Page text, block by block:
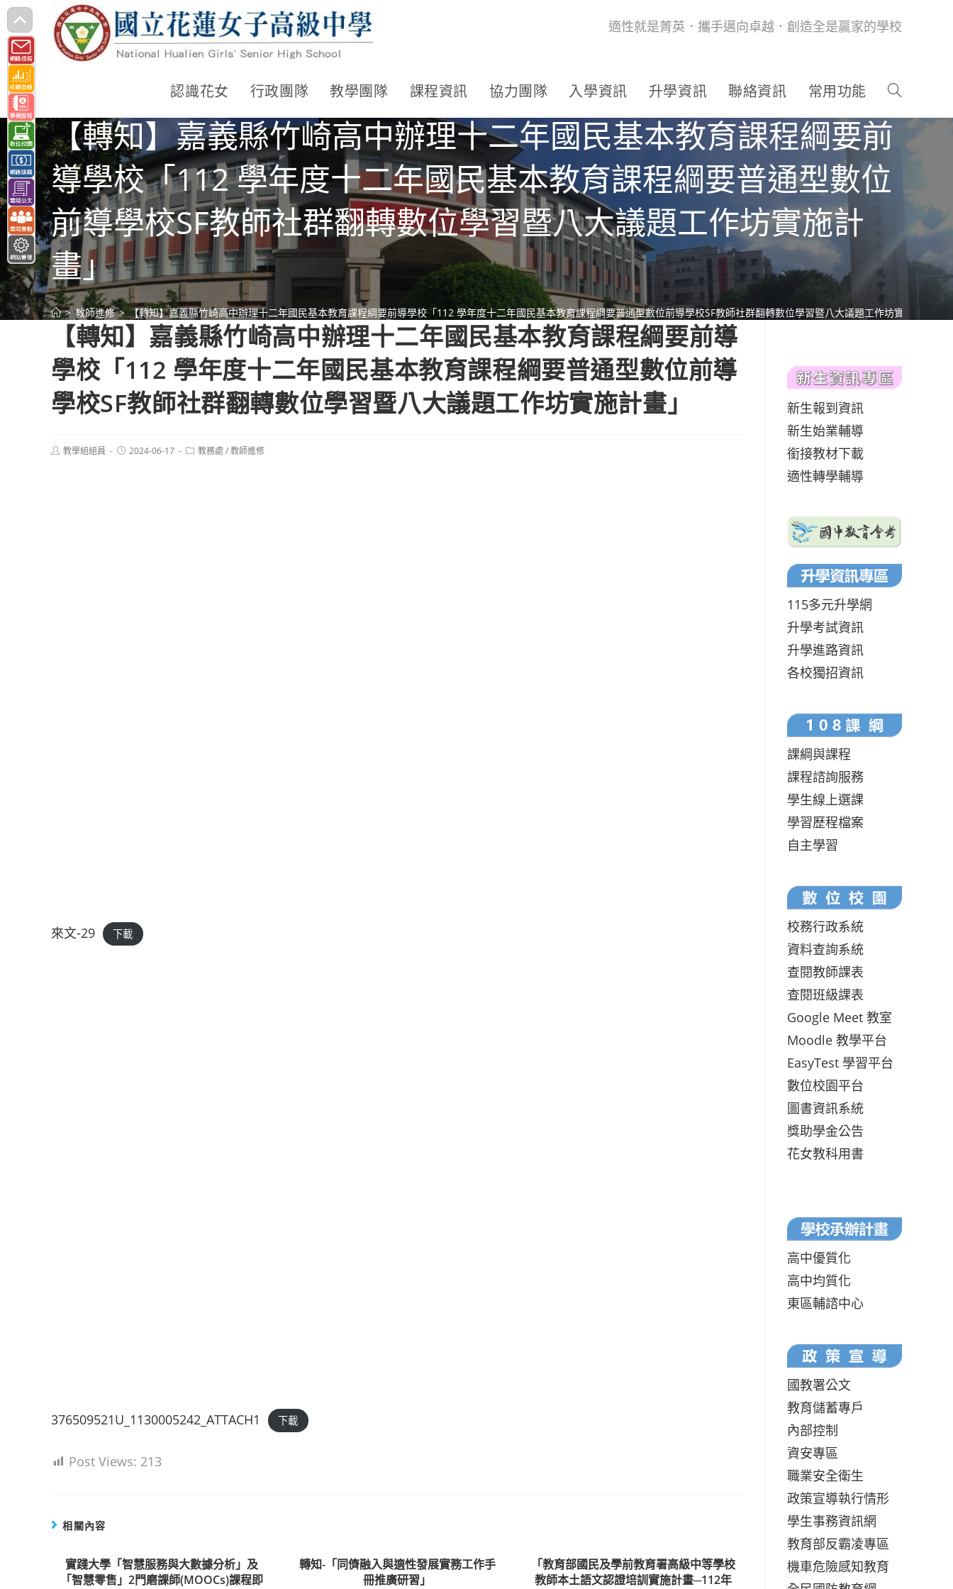
跳
轉
至
主
要
內
容
適性就是菁英．攜手邁向卓越．創造全是贏家的學校
認識花女 行政團隊 教學團隊 課程資訊 協力團隊 入學資訊 升學資訊 聯絡資訊 常用功能
【轉知】嘉義縣竹崎高中辦理十二年國民基本教育課程綱要前
導學校「112 學年度十二年國民基本教育課程綱要普通型數位
前導學校SF教師社群翻轉數位學習暨八大議題工作坊實施計
畫」
> 教師進修 > 【轉知】嘉義縣竹崎高中辦理十二年國民基本教育課程綱要前導學校「112 學年度十二年國民基本教育課程綱要普通型數位前導學校SF教師社群翻轉數位學習暨八大議題工作坊實施計畫」
【轉知】嘉義縣竹崎高中辦理十二年國民基本教育課程綱要前導
學校「112 學年度十二年國民基本教育課程綱要普通型數位前導
學校SF教師社群翻轉數位學習暨八大議題工作坊實施計畫」
Post教學組組員
Post2024-06-17
Post教務處 /教師進修
來文-29 下載
376509521U_1130005242_ATTACH1 下載
Post Views: 213
相關內容
實踐大學「智慧服務與大數據分析」及
「智慧零售」2門磨課師(MOOCs)課程即
轉知-「同儕融入與適性發展實務工作手
冊推廣研習」
「教育部國民及學前教育署高級中等學校
教師本土語文認證培訓實施計畫─112年
新生報到資訊
新生始業輔導
銜接教材下載
適性轉學輔導
115多元升學網
升學考試資訊
升學進路資訊
各校獨招資訊
課綱與課程
課程諮詢服務
學生線上選課
學習歷程檔案
自主學習
校務行政系統
資料查詢系統
查閱教師課表
查閱班級課表
Google Meet 教室
Moodle 教學平台
EasyTest 學習平台
數位校園平台
圖書資訊系統
獎助學金公告
花女教科用書
高中優質化
高中均質化
東區輔諮中心
國教署公文
教育儲蓄專戶
內部控制
資安專區
職業安全衛生
政策宣導執行情形
學生事務資訊網
教育部反霸凌專區
機車危險感知教育